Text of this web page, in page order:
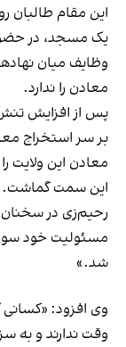
این مقام طالبان
یک مسجد، در
وظایف میان
معادن را ندارد.
پس از افزایش
بر سر استخراج
معادن این ولایت
این سمت گماشت.
رحیم‌زی در
مسئولیت خود
شد.»
وی افزود:
وقت ندارند و به